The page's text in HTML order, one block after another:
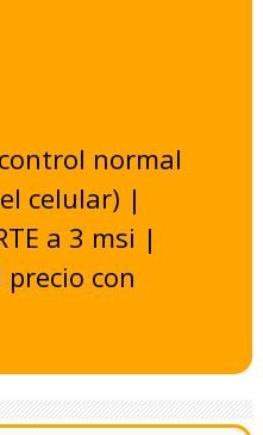
normal
celular) |
a 3 msi |
con